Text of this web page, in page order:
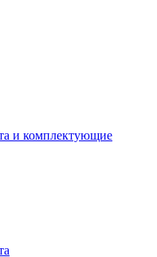
и комплектующие